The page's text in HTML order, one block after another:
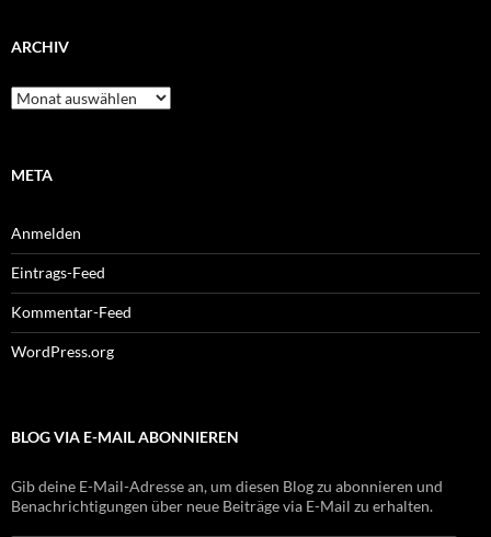
ARCHIV
Archiv
META
Anmelden
Eintrags-Feed
Kommentar-Feed
WordPress.org
BLOG VIA E-MAIL ABONNIEREN
Gib deine E-Mail-Adresse an, um diesen Blog zu abonnieren und
Benachrichtigungen über neue Beiträge via E-Mail zu erhalten.